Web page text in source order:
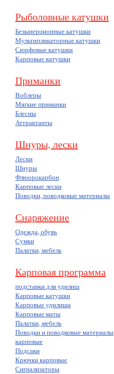
Рыболовные катушки
Безынерционные катушки
Мультипликаторные катушки
Сюрфовые катушки
Карповые катушки
Приманки
Воблеры
Мягкие приманки
Блесны
Аттрактанты
Шнуры, лески
Лески
Шнуры
Флюорокарбон
Карповые лески
Поводки, поводковые материалы
Снаряжение
Одежда, обувь
Сумки
Палатки, мебель
Карповая программа
подставки для удилищ
Карповые катушки
Карповые удилища
Карповые маты
Палатки, мебель
Поводки и поводковые материалы
карповые
Подсаки
Крючки карповые
Сигнализаторы